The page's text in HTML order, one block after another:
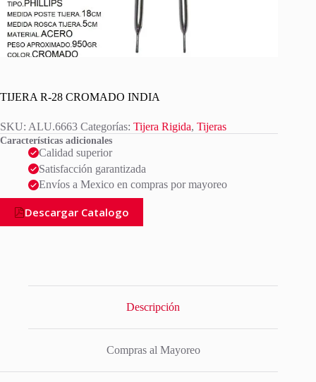
TIJERA R-28 CROMADO INDIA
SKU: ALU.6663 Categorías: Tijera Rigida, Tijeras
Características adicionales
Calidad superior
Satisfacción garantizada
Envíos a Mexico en compras por mayoreo
Descargar Catalogo
Descripción
Compras al Mayoreo